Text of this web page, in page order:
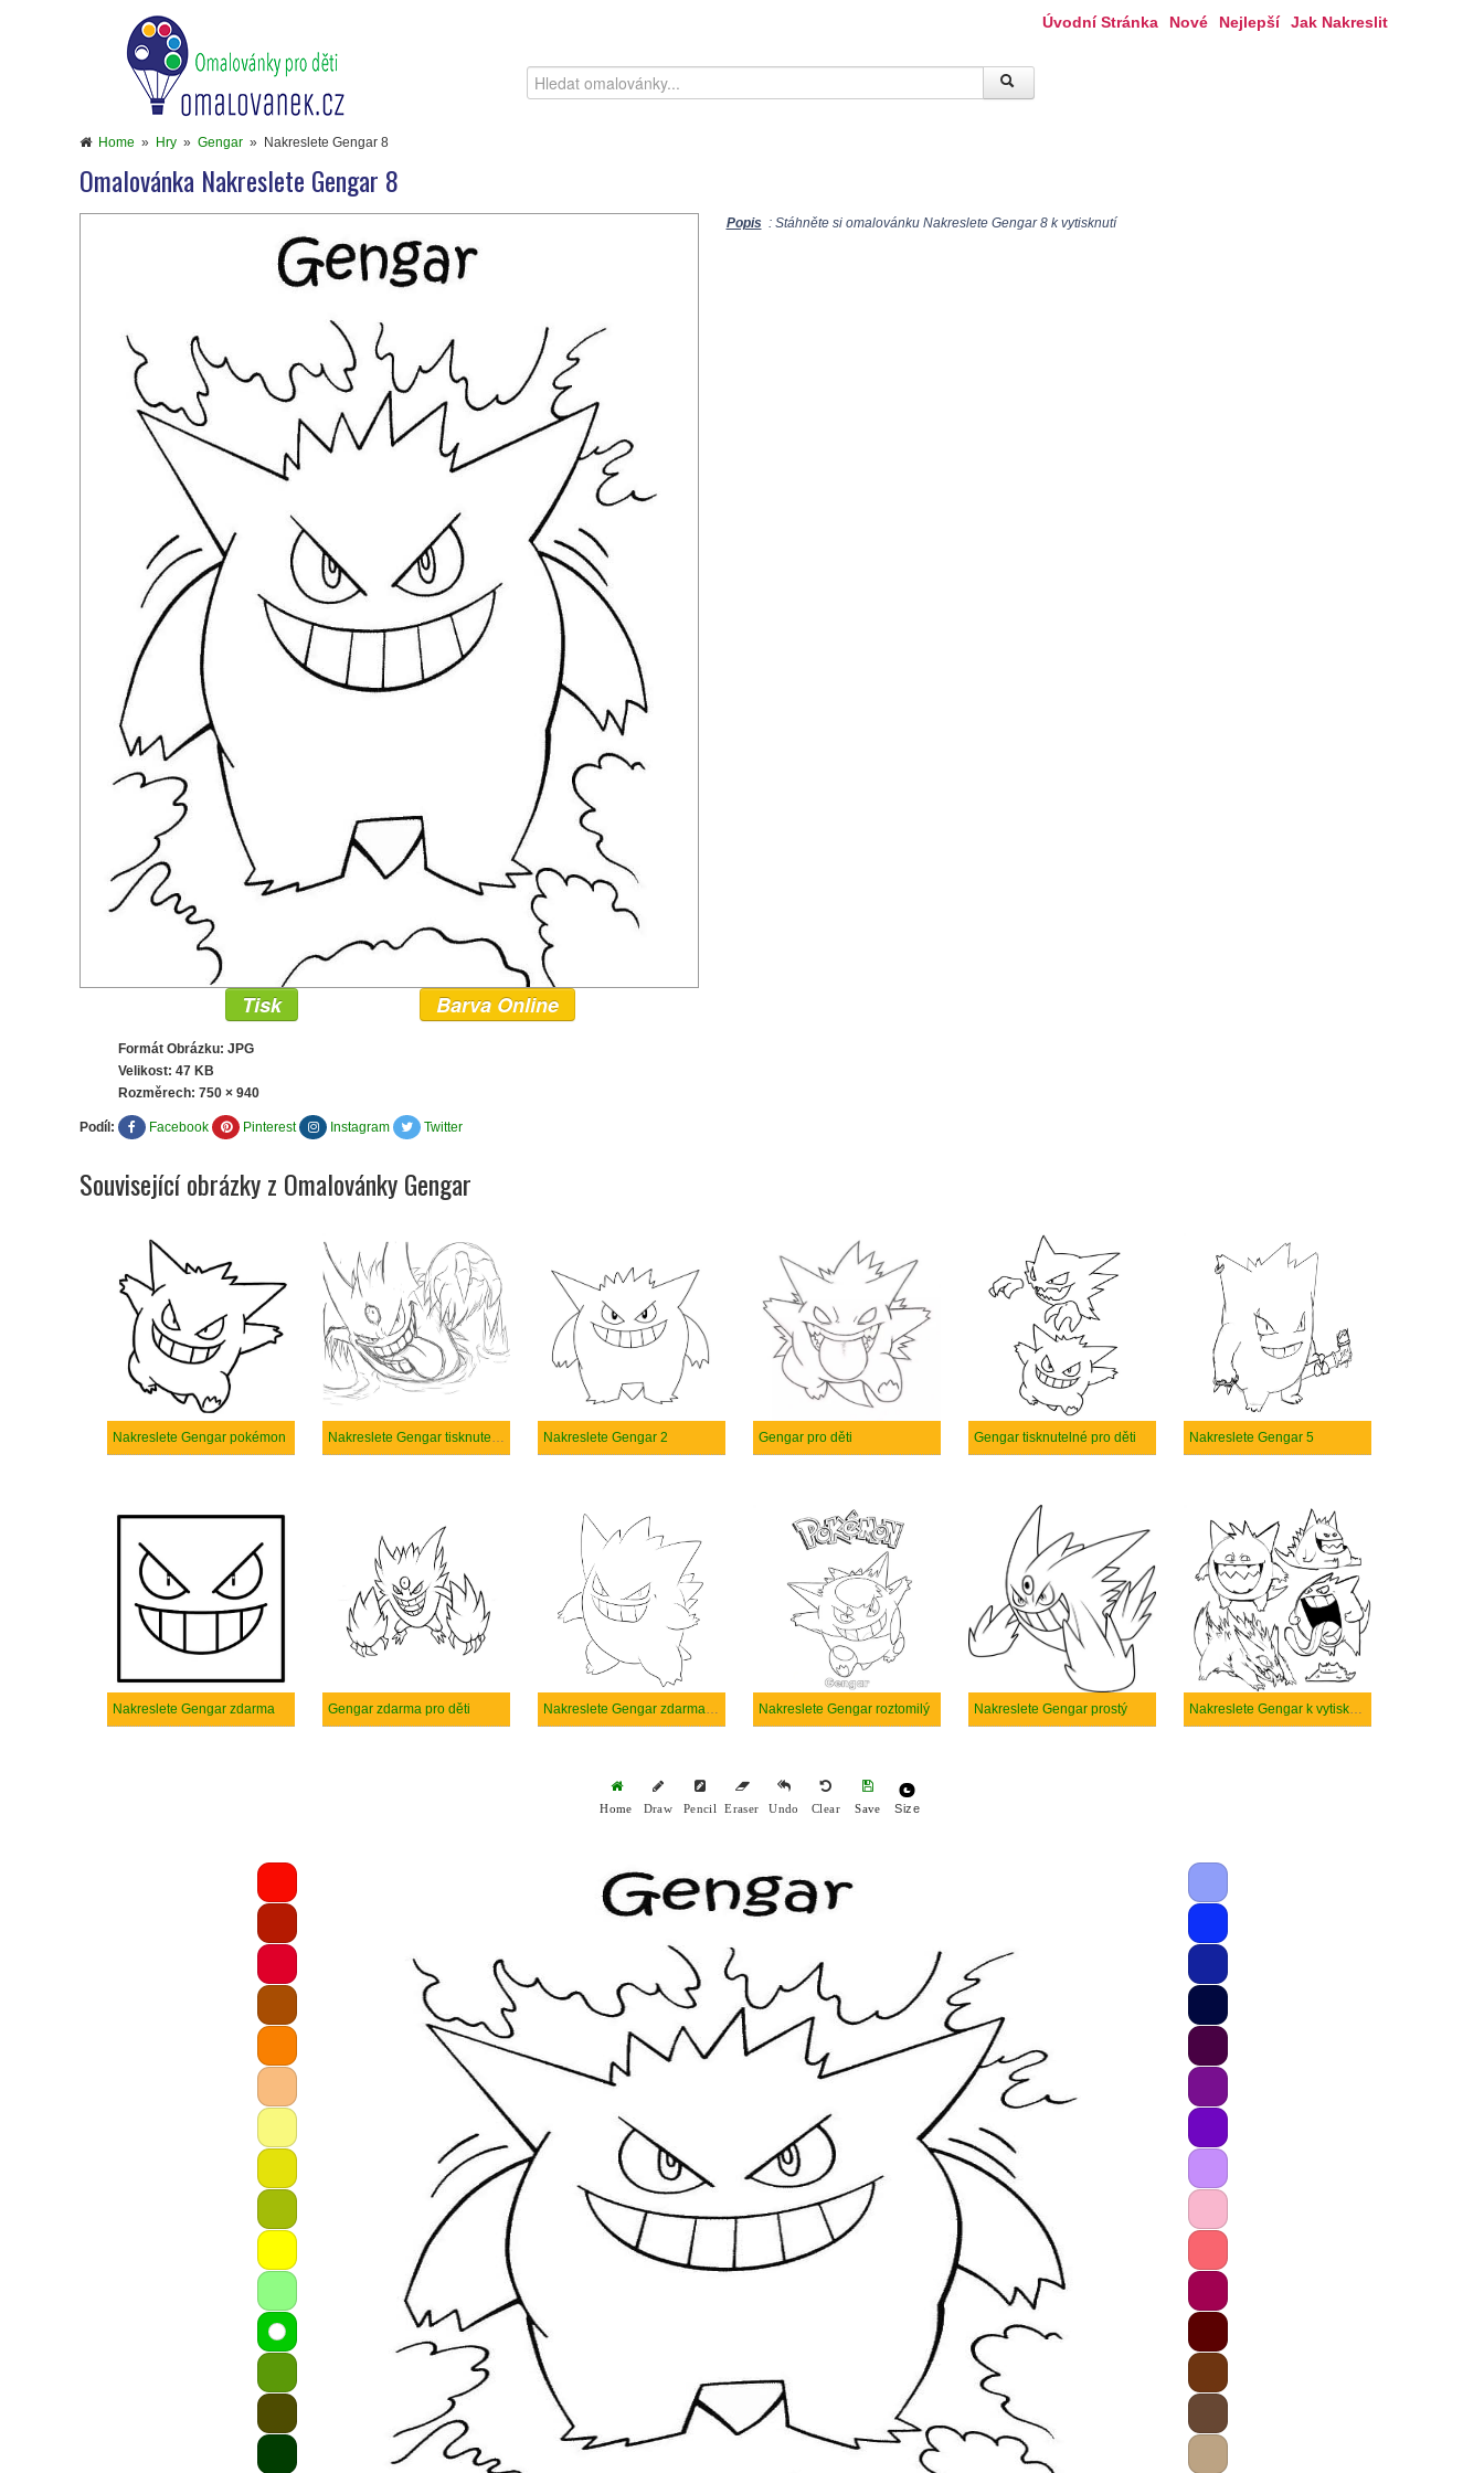
Úvodní Stránka Nové Nejlepší Jak Nakreslit
Home » Hry » Gengar » Nakreslete Gengar 8
Omalovánka Nakreslete Gengar 8
Popis : Stáhněte si omalovánku Nakreslete Gengar 8 k vytisknutí
Tisk Barva Online
Formát Obrázku: JPG
Velikost: 47 KB
Rozměrech: 750 × 940
Podíl: Facebook Pinterest Instagram Twitter
Související obrázky z Omalovánky Gengar
Nakreslete Gengar pokémon Nakreslete Gengar tisknutelné pro děti Nakreslete Gengar 2 Gengar pro děti Gengar tisknutelné pro děti Nakreslete Gengar 5
Nakreslete Gengar zdarma Gengar zdarma pro děti Nakreslete Gengar zdarma pro děti Nakreslete Gengar roztomilý Nakreslete Gengar prostý Nakreslete Gengar k vytisknutí zdarma
Home Draw Pencil Eraser Undo Clear Save Size